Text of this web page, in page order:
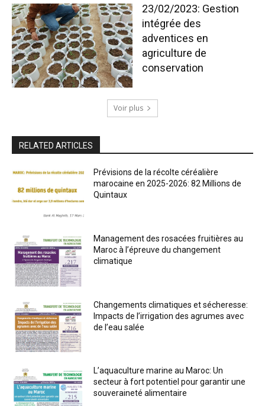
23/02/2023: Gestion
intégrée des
adventices en
agriculture de
conservation
Voir plus
RELATED ARTICLES
Prévisions de la récolte céréalière
marocaine en 2025-2026: 82 Millions de
Quintaux
Management des rosacées fruitières au
Maroc à l’épreuve du changement
climatique
Changements climatiques et sécheresse:
Impacts de l’irrigation des agrumes avec
de l’eau salée
L’aquaculture marine au Maroc: Un
secteur à fort potentiel pour garantir une
souveraineté alimentaire